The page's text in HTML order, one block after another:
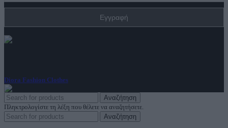
Diora Fashion Clothes
Αναζήτηση
Πληκτρολογίστε τη λέξη που θέλετε να αναζητήσετε.
Αναζήτηση